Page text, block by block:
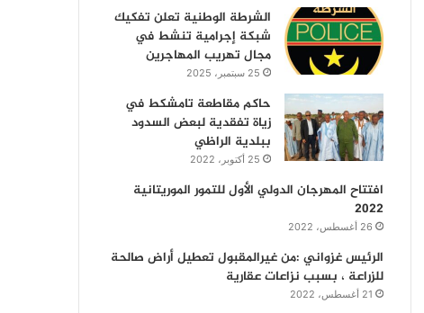
الشرطة الوطنية تعلن تفكيك
شبكة إجرامية تنشط في
مجال تهريب المهاجرين
25 سبتمبر، 2025
حاكم مقاطعة تامشكط في
زياة تفقدية لبعض السدود
ببلدية الراظي
25 أكتوبر، 2022
افتتاح المهرجان الدولي الأول للتمور الموريتانية
2022
26 أغسطس، 2022
الرئيس غزواني :من غيرالمقبول تعطيل أراض صالحة
للزراعة ، بسبب نزاعات عقارية
21 أغسطس، 2022